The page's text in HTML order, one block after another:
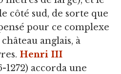
côté sud, de sorte que
pour ce complexe
anglais, à
Henri III
1272) accorda une